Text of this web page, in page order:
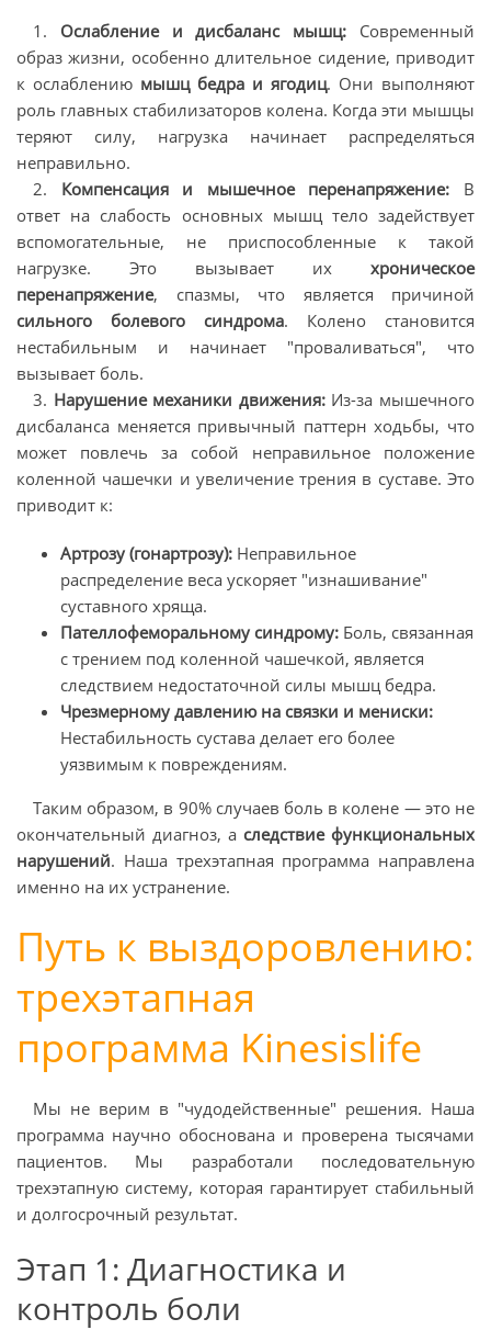
1. Ослабление и дисбаланс мышц: Современный
образ жизни, особенно длительное сидение, приводит
к ослаблению мышц бедра и ягодиц. Они выполняют
роль главных стабилизаторов колена. Когда эти мышцы
теряют силу, нагрузка начинает распределяться
неправильно.
2. Компенсация и мышечное перенапряжение: В
ответ на слабость основных мышц тело задействует
вспомогательные, не приспособленные к такой
нагрузке. Это вызывает их хроническое
перенапряжение, спазмы, что является причиной
сильного болевого синдрома. Колено становится
нестабильным и начинает "проваливаться", что
вызывает боль.
3. Нарушение механики движения:Из-за мышечного
дисбаланса меняется привычный паттерн ходьбы, что
может повлечь за собой неправильное положение
коленной чашечки и увеличение трения в суставе. Это
приводит к:
Артрозу (гонартрозу): Неправильное
распределение веса ускоряет "изнашивание"
суставного хряща.
Пателлофеморальному синдрому: Боль, связанная
с трением под коленной чашечкой, является
следствием недостаточной силы мышц бедра.
Чрезмерному давлению на связки и мениски:
Нестабильность сустава делает его более
уязвимым к повреждениям.
Таким образом, в 90% случаев боль в колене — это не
окончательный диагноз, а следствие функциональных
нарушений. Наша трехэтапная программа направлена
именно на их устранение.
Путь к выздоровлению:
трехэтапная
программа Kinesislife
Мы не верим в "чудодейственные" решения. Наша
программа научно обоснована и проверена тысячами
пациентов. Мы разработали последовательную
трехэтапную систему, которая гарантирует стабильный
и долгосрочный результат.
Этап 1: Диагностика и
контроль боли